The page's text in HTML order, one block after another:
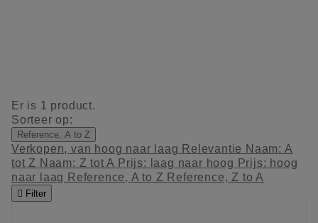
Er is 1 product.
Sorteer op:
Reference, A to Z
Verkopen, van hoog naar laag Relevantie Naam: A
tot Z Naam: Z tot A Prijs: laag naar hoog Prijs: hoog
naar laag Reference, A to Z Reference, Z to A
 Filter